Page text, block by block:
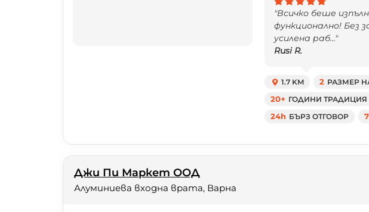
"Всичко беше
функционално! Без
усилена раб..."
Rusi R.
1.7 KM 2 РАЗМЕР
20+ ГОДИНИ ТРАДИЦИЯ
24h БЪРЗ ОТГОВОР
Джи Пи Маркет ООД
Алуминиева входна врата, Варна